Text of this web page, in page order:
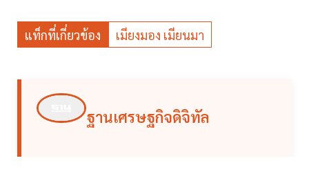
แท็กที่เกี่ยวข้อง เมียงมอง เมียนมา
ฐานเศรษฐกิจดิจิทัล